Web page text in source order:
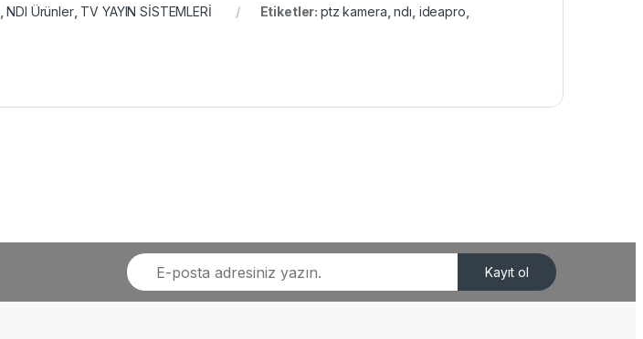
,NDI Ürünler, TV YAYIN SİSTEMLERİ Etiketler: ptz kamera ,ndı ideapro
Kayıt ol